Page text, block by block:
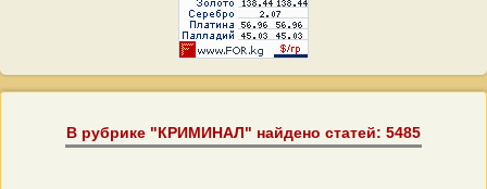
В рубрике "КРИМИНАЛ" найдено статей: 5485